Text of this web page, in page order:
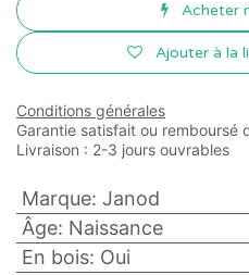
Acheter
Ajouter à la
Conditions générales
Garantie satisfait ou remboursé
Livraison : 2-3 jours ouvrables
Marque: Janod
Âge: Naissance
En bois: Oui